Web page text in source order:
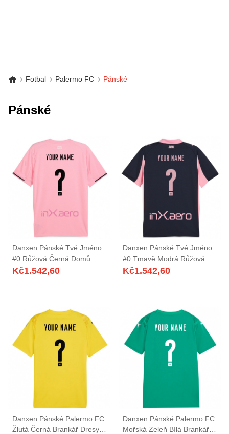
Fotbal Palermo FC Pánské
Pánské
Danxen Pánské Tvé Jméno
#0 Růžová Černá Domů
Hráčské Dresy 2025/26 Dres
Kč1.542,60
Danxen Pánské Tvé Jméno
#0 Tmavě Modrá Růžová
Daleko Hráčské Dresy
Kč1.542,60
Danxen Pánské Palermo FC
Žlutá Černá Brankář Dresy
Danxen Pánské Palermo FC
Mořská Zeleň Bílá Brankář